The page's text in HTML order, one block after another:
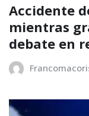
Accidente
mientras
debate en